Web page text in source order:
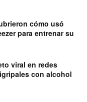
cómo usó
para entrenar su
viral en redes
con alcohol